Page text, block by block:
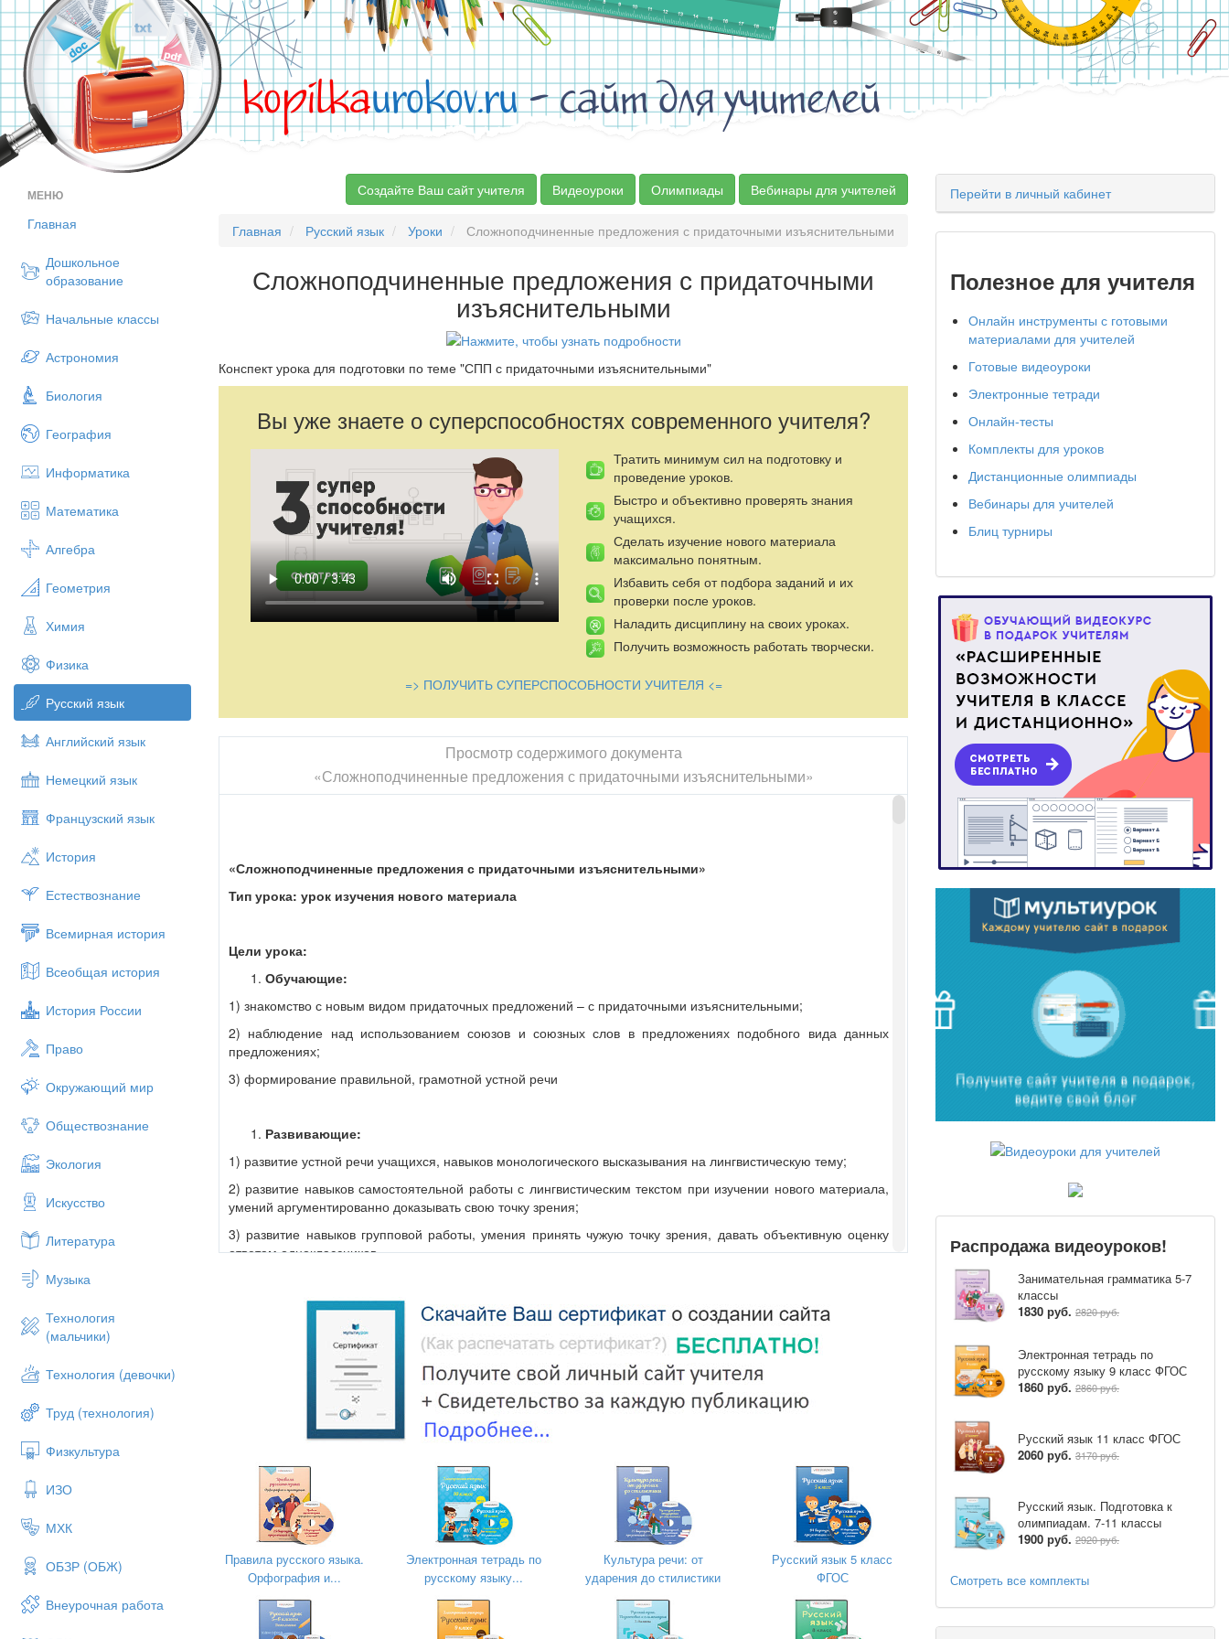
kopilkaurokov.ru- сайт для учителей
МЕНЮ
Главная
Дошкольное
образование
Начальные классы
Астрономия
Биология
География
Информатика
Математика
Алгебра
Геометрия
Химия
Физика
Русский язык
Английский язык
Немецкий язык
Французский язык
История
Естествознание
Всемирная история
Всеобщая история
История России
Право
Окружающий мир
Обществознание
Экология
Искусство
Литература
Музыка
Технология
(мальчики)
Технология (девочки)
Труд (технология)
Физкультура
ИЗО
МХК
ОБЗР (ОБЖ)
Внеурочная работа
Создайте Ваш сайт учителя Видеоуроки Олимпиады Вебинары для учителей
Главная Русский язык Уроки Сложноподчиненные предложения с придаточными изъяснительными
Сложноподчиненные предложения с придаточными
изъяснительными
Конспект урока для подготовки по теме "СПП с придаточными изъяснительными"
Вы уже знаете о суперспособностях современного учителя?
Тратить минимум сил на подготовку и
проведение уроков.
Быстро и объективно проверять знания
учащихся.
Сделать изучение нового материала
максимально понятным.
Избавить себя от подбора заданий и их
проверки после уроков.
Наладить дисциплину на своих уроках.
Получить возможность работать творчески.
=> ПОЛУЧИТЬ СУПЕРСПОСОБНОСТИ УЧИТЕЛЯ <=
Просмотр содержимого документа
«Сложноподчиненные предложения с придаточными изъяснительными»
«Сложноподчиненные предложения с придаточными изъяснительными»
Тип урока: урок изучения нового материала
Цели урока:
Обучающие:
1) знакомство с новым видом придаточных предложений – с придаточными изъяснительными;
2) наблюдение над использованием союзов и союзных слов в предложениях подобного вида данных
предложениях;
3) формирование правильной, грамотной устной речи
Развивающие:
1) развитие устной речи учащихся, навыков монологического высказывания на лингвистическую тему;
2) развитие навыков самостоятельной работы с лингвистическим текстом при изучении нового материала,
умений аргументированно доказывать свою точку зрения;
3) развитие навыков групповой работы, умения принять чужую точку зрения, давать объективную оценку
ответам одноклассников.
Воспитательные:
1) воспитание сознательного интереса к родному языку как средству получения знаний;
2) воспитание любви к русской литературе, уважения к творчеству великих писателей;
3) воспитание дружелюбных отношений между учащимися, поощрение стремления к совместной
деятельности и взаимопомощи.
Задачи урока:
1) изучить теоретический блок по теме «Сложноподчиненные предложения с придаточными
изъяснительными»;
2) уметь применить полученные знания на практике:
находить придаточные изъяснительные в составе сложноподчиненного предложения;
определять место придаточных изъяснительных по отношению к главному предложению; средства
связи с главным предложением;
Правила русского языка.
Орфография и...
Электронная тетрадь по
русскому языку...
Культура речи: от
ударения до стилистики
Русский язык 5 класс
ФГОС
Перейти в личный кабинет
Полезное для учителя
Онлайн инструменты с готовыми
материалами для учителей
Готовые видеоуроки
Электронные тетради
Онлайн-тесты
Комплекты для уроков
Дистанционные олимпиады
Вебинары для учителей
Блиц турниры
Распродажа видеоуроков!
Занимательная грамматика 5-7
классы
1830 руб. 2820 руб.
Электронная тетрадь по
русскому языку 9 класс ФГОС
1860 руб. 2860 руб.
Русский язык 11 класс ФГОС
2060 руб. 3170 руб.
Русский язык. Подготовка к
олимпиадам. 7-11 классы
1900 руб. 2920 руб.
Смотреть все комплекты